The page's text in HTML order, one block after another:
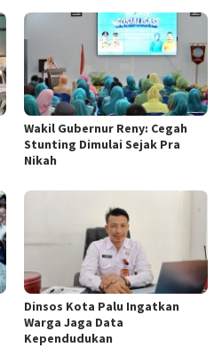
Wakil Gubernur Reny: Cegah
Stunting Dimulai Sejak Pra
Nikah
Dinsos Kota Palu Ingatkan
Warga Jaga Data
Kependudukan